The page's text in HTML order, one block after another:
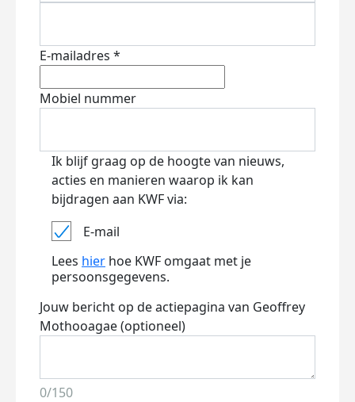
E-mailadres *
Mobiel nummer
Ik blijf graag op de hoogte van nieuws,
acties en manieren waarop ik kan
bijdragen aan KWF via:
E-mail
Lees hier hoe KWF omgaat met je
persoonsgegevens.
Jouw bericht op de actiepagina van Geoffrey
Mothooagae (optioneel)
0/150